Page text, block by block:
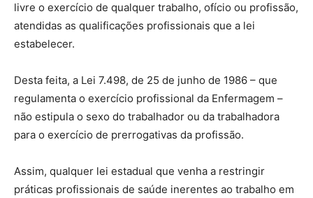
livre o exercício de qualquer trabalho, ofício ou profissão,
atendidas as qualificações profissionais que a lei
estabelecer.
Desta feita, a Lei 7.498, de 25 de junho de 1986 – que
regulamenta o exercício profissional da Enfermagem –
não estipula o sexo do trabalhador ou da trabalhadora
para o exercício de prerrogativas da profissão.
Assim, qualquer lei estadual que venha a restringir
práticas profissionais de saúde inerentes ao trabalho em